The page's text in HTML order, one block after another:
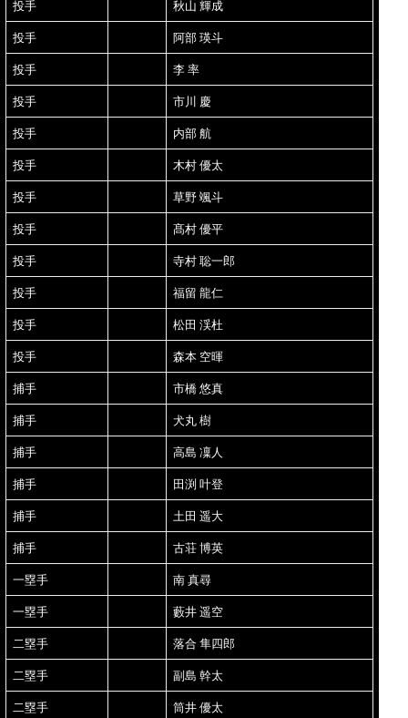
投手 秋山 輝成
投手 阿部 瑛斗
投手 李 率
投手 市川 慶
投手 内部 航
投手 木村 優太
投手 草野 颯斗
投手 髙村 優平
投手 寺村 聡一郎
投手 福留 龍仁
投手 松田 渓杜
投手 森本 空暉
捕手 市橋 悠真
捕手 犬丸 樹
捕手 高島 凜人
捕手 田渕 叶登
捕手 土田 遥大
捕手 古荘 博英
一塁手 南 真尋
一塁手 藪井 遥空
二塁手 落合 隼四郎
二塁手 副島 幹太
二塁手 筒井 優太